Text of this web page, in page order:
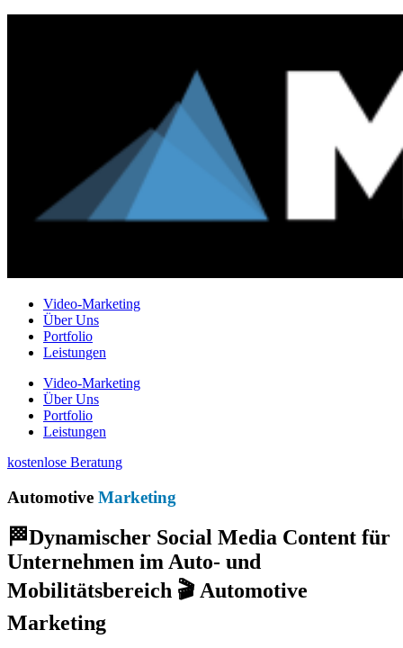
Video-Marketing
Über Uns
Portfolio
Leistungen
Video-Marketing
Über Uns
Portfolio
Leistungen
kostenlose Beratung
Automotive Marketing
🏁Dynamischer Social Media Content für
Unternehmen im Auto- und
Mobilitätsbereich 🎬 Automotive
Marketing